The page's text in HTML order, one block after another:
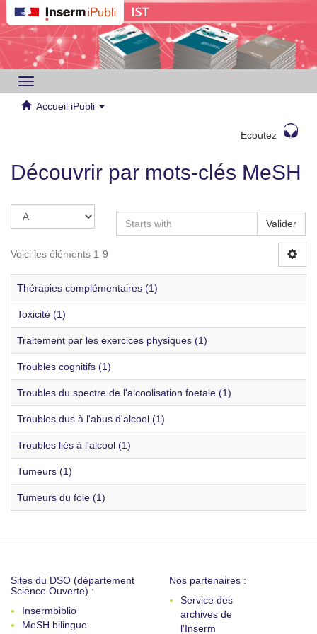
Toggle
navigation
Accueil iPubli
Ecoutez
Découvrir par mots-clés MeSH
Valider
Voici les éléments 1-9
Thérapies complémentaires (1)
Toxicité (1)
Traitement par les exercices physiques (1)
Troubles cognitifs (1)
Troubles du spectre de l'alcoolisation foetale (1)
Troubles dus à l'abus d'alcool (1)
Troubles liés à l'alcool (1)
Tumeurs (1)
Tumeurs du foie (1)
Sites du DSO (département
Science Ouverte) :
Insermbiblio
MeSH bilingue
Nos partenaires :
Service des
archives de
l'Inserm